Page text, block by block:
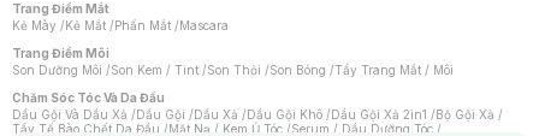
Trang Điểm Mắt
Kẻ Mày /Kẻ Mắt /Phấn Mắt /Mascara
Trang Điểm Môi
Son Dưỡng Môi /Son Kem / Tint /Son Thỏi /Son Bóng /Tẩy Trang Mắt / Môi
Chăm Sóc Tóc Và Da Đầu
Dầu Gội Và Dầu Xả /Dầu Gội /Dầu Xả /Dầu Gội Khô /Dầu Gội Xả 2in1 /Bộ Gội Xả /
Tẩy Tế Bào Chết Da Đầu /Mặt Nạ / Kem Ủ Tóc /Serum / Dầu Dưỡng Tóc /